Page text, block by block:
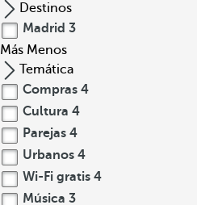
Destinos
Madrid 3
Más Menos
Temática
Compras 4
Cultura 4
Parejas 4
Urbanos 4
Wi-Fi gratis 4
Música 3